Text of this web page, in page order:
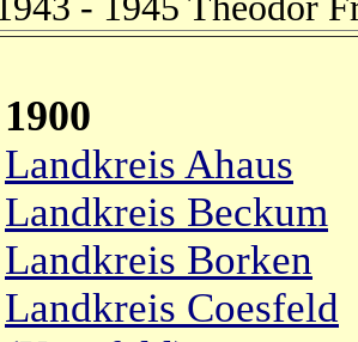
1900
Landkreis Ahaus
Landkreis Beckum
Landkreis Borken
Landkreis Coesfeld